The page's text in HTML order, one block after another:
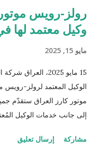
رولز-رويس
وكيل معتمد لها
مايو 15, 2025
15 مايو 2025،
الوكيل المعتمد لرولز-
موتور كارز العراق ستقدّم
إلى جانب خدمات الوكيل
مشاركة إرسال تعليق